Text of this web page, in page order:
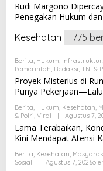
Rudi Margono
Penegakan Hukum
Kesehatan 775
Berita, Hukum, Infrastruktur
Pemerintah, Redaksi, TNI &
Proyek Misterius di
Punya
Berita, Hukum, Kesehatan,
& Polri, Viral Agustus 7,
Lama Terabaikan,
Kini Mendapat Atensi
Berita, Kesehatan,
Sosial
Agustus 7, 2026